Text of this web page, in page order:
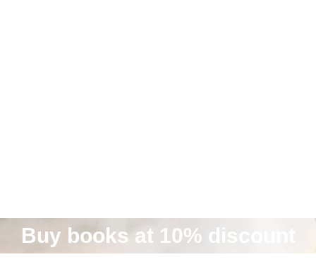
Buy books at 10% discount